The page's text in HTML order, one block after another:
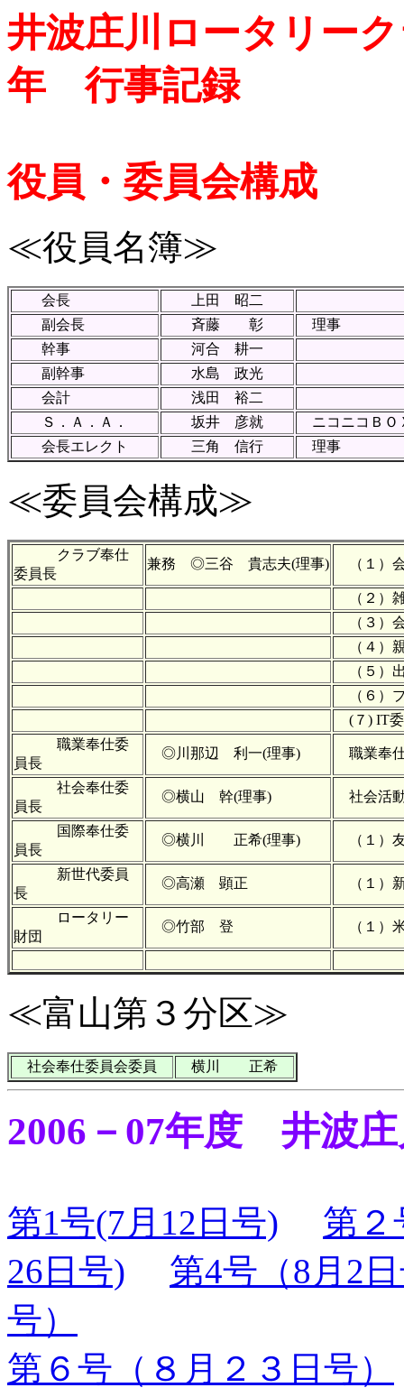
井波庄川ロータリー
年 行事記録
役員・委員会構成
≪役員名簿≫
会長
上田 昭二
副会長
斉藤 彰
理事
幹事
河合 耕一
副幹事
水島 政光
会計
浅田 裕二
Ｓ．Ａ．Ａ．
坂井 彦就
ニコニコＢＯ
会長エレクト
三角 信行 理事
≪委員会構成≫
クラブ奉仕
委員長
兼務 ◎三谷 貴志夫(理事) （１）
（２）
（３）
（４）
（５）
（６）
(７) IT
職業奉仕委
員長
◎川那辺 利一(理事) 職業奉
社会奉仕委
員長
◎横山 幹(理事) 社会活
国際奉仕委
員長
◎横川 正希(理事) （１）
新世代委員
長
◎高瀬 顕正 （１）
ロータリー
財団
◎竹部 登 （１）
≪富山第３分区≫
社会奉仕委員会委員 横川 正希
2006－07年度 井波
第1号(7月12日号)
第２
26日号)
第4号（8月2
号）
第６号（８月２３日号）